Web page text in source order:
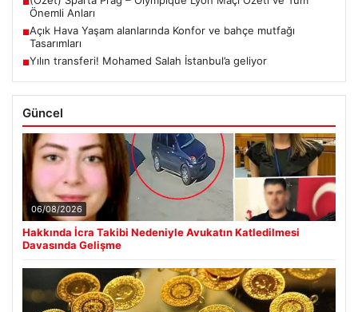
Önemli Anları
■Açık Hava Yaşam alanlarında Konfor ve bahçe mutfağı
Tasarımları
■Yılın transferi! Mohamed Salah İstanbul’a geliyor
Güncel
06/08/2026
Hakkında İcra Takibi Nedeniyle Avukatın Katledilmesi
Davasında Gelişme